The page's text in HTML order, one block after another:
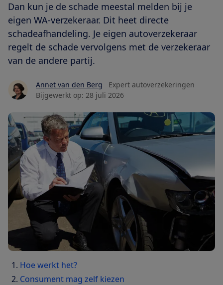
Dan kun je de schade meestal melden bij je
eigen WA-verzekeraar. Dit heet directe
schadeafhandeling. Je eigen autoverzekeraar
regelt de schade vervolgens met de verzekeraar
van de andere partij.
Annet van den Berg
Expert autoverzekeringen
Bijgewerkt op: 28 juli 2026
Hoe werkt het?
Consument mag zelf kiezen